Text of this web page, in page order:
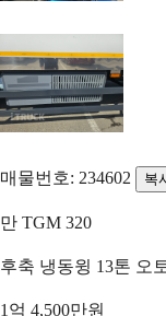
매물번호: 234602 복
만 TGM 320
후축 냉동윙 13톤 오
1억 4,500만원